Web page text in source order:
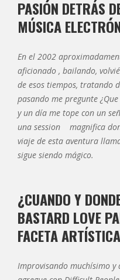
PASIÓN DETRÁS
MÚSICA
En el 2002
aficionado , bailando,
de esos tiempos, tratando
pasando me pregunte
y un día me tope con un
una session magnifica
viaje de esta aventura
sigue siendo mágico.
¿CUANDO Y
BASTARD LOVE
FACETA
Improvisando muchísimo